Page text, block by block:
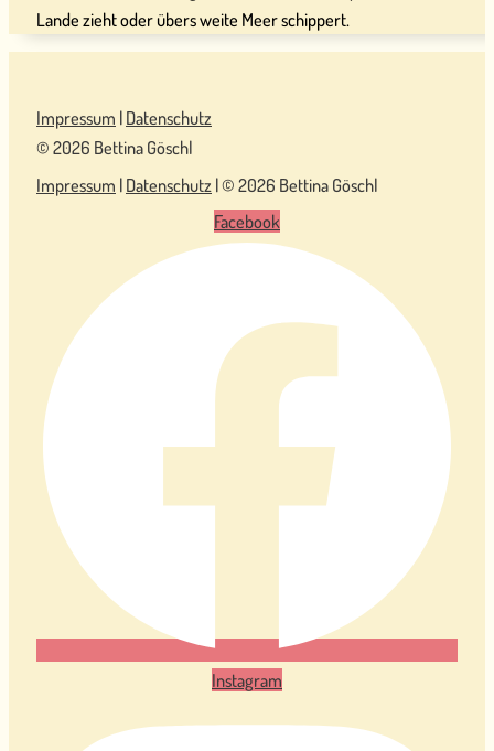
Lande zieht oder übers weite Meer schippert.
Impressum |Datenschutz
© 2026 Bettina Göschl
Impressum |Datenschutz | © 2026 Bettina Göschl
Facebook
Instagram